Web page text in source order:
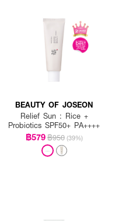
BEAUTY OF JOSEON
Relief Sun : Rice +
Probiotics SPF50+ PA++++
฿579฿950 (39%)